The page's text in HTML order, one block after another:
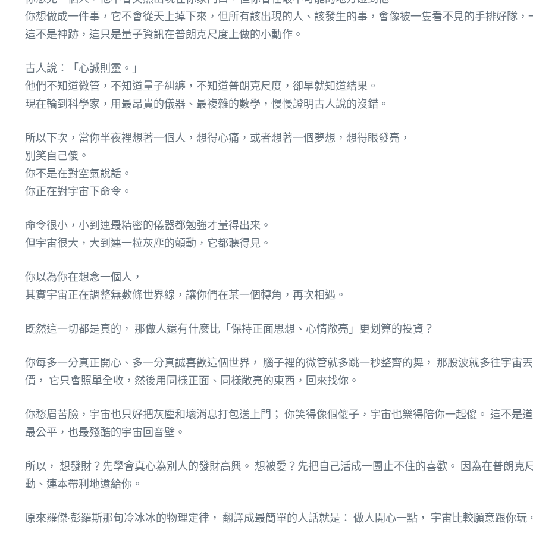
你想做成一件事，它不會從天上掉下來，但所有該出現的人、該發生的事，會像被一隻看不見的手排好隊，
這不是神跡，這只是量子資訊在普朗克尺度上做的小動作。
古人說：「心誠則靈。」
他們不知道微管，不知道量子糾纏，不知道普朗克尺度，卻早就知道結果。
現在輪到科學家，用最昂貴的儀器、最複雜的數學，慢慢證明古人說的沒錯。
所以下次，當你半夜裡想著一個人，想得心痛，或者想著一個夢想，想得眼發亮，
別笑自己傻。
你不是在對空氣說話。
你正在對宇宙下命令。
命令很小，小到連最精密的儀器都勉強才量得出来。
但宇宙很大，大到連一粒灰塵的顫動，它都聽得見。
你以為你在想念一個人，
其實宇宙正在調整無數條世界線，讓你們在某一個轉角，再次相遇。
既然這一切都是真的， 那做人還有什麼比「保持正面思想、心情敞亮」更划算的投資？
你每多一分真正開心、多一分真誠喜歡這個世界， 腦子裡的微管就多跳一秒整齊的舞， 那股波就多往宇宙
價， 它只會照單全收，然後用同樣正面、同樣敞亮的東西，回來找你。
你愁眉苦臉，宇宙也只好把灰塵和壞消息打包送上門； 你笑得像個傻子，宇宙也樂得陪你一起傻。 這不
最公平，也最殘酷的宇宙回音壁。
所以， 想發財？先學會真心為別人的發財高興。 想被愛？先把自己活成一團止不住的喜歡。 因為在普朗克
動、連本帶利地還給你。
原來羅傑·彭羅斯那句冷冰冰的物理定律， 翻譯成最簡單的人話就是： 做人開心一點， 宇宙比較願意跟你玩